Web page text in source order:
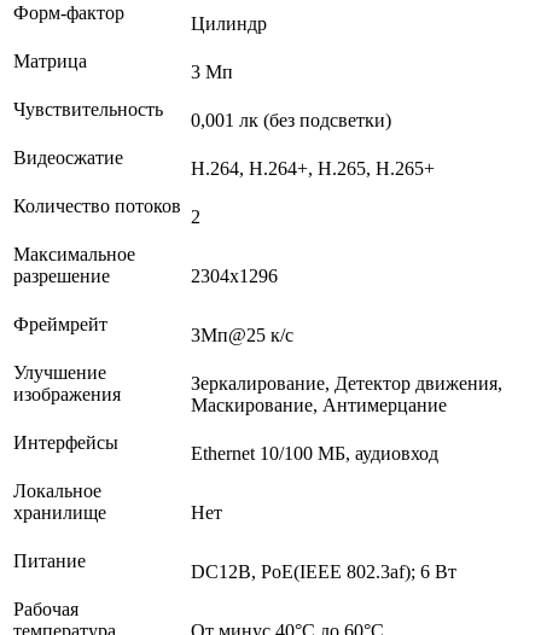
Форм-фактор
Цилиндр
Матрица
3 Мп
Чувствительность
0,001 лк (без подсветки)
Видеосжатие
H.264, H.264+, H.265, H.265+
Количество потоков
2
Максимальное
разрешение
2304x1296
Фреймрейт
3Мп@25 к/с
Улучшение
изображения
Зеркалирование, Детектор движения,
Маскирование, Антимерцание
Интерфейсы
Ethernet 10/100 МБ, аудиовход
Локальное
хранилище
Нет
Питание
DC12В, PoE(IEEE 802.3af); 6 Вт
Рабочая
температура
От минус 40°С до 60°С